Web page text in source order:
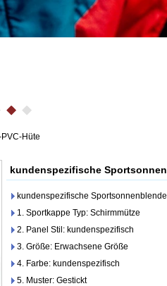
Hüte
kundenspezifische
kundenspezifische
1. Sportkappe Typ: Schirmmütze
2. Panel Stil: kundenspezifisch
3. Größe: Erwachsene Größe
4. Farbe: kundenspezifisch
5. Muster: Gestickt